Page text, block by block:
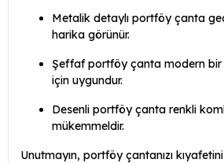
Metalik detaylı portföy çanta
harika görünür.
Şeffaf portföy çanta modern
için uygundur.
Desenli portföy çanta renkli
mükemmeldir.
Unutmayın, portföy çantanızı